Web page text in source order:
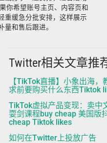
你希望账号主页、内容页和
重缓急分批安排，这样展示
量和售后跟进。
Twitter相关文章推
【TikTok直播】小象出海
求前要购买什么东西Tiktok
TikTok虚拟产品变现：卖中
耍剑课程buy cheap 美国版
cheap Tiktok likes
如何在Twitter上投放广告